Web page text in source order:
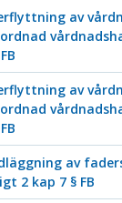
av
av
av
2 kap 7 § FB